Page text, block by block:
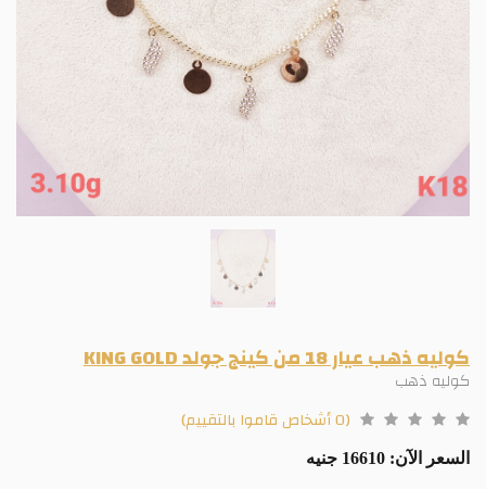
كوليه ذهب عيار 18 من كينج جولد KING GOLD
كوليه ذهب
(0 أشخاص قاموا بالتقييم)
السعر الآن: